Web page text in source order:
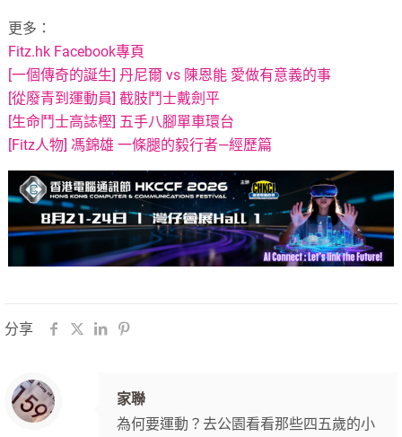
更多：
Fitz.hk Facebook專頁
[一個傳奇的誕生] 丹尼爾 vs 陳恩能 愛做有意義的事
[從廢青到運動員] 截肢鬥士戴劍平
[生命鬥士高誌樫] 五手八腳單車環台
[Fitz人物] 馮錦雄 一條腿的毅行者—經歷篇
分享
家聯
為何要運動？去公園看看那些四五歲的小